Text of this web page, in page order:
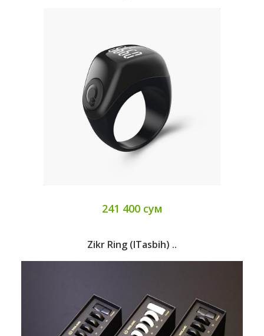
241 400 сум
Zikr Ring (iTasbih) ..